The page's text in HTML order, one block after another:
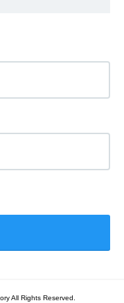
All Rights Reserved.